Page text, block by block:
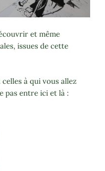
et même
issues de cette
à qui vous allez
pas entre ici et là :